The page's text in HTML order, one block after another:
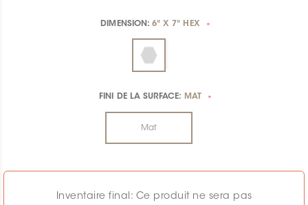
DIMENSION: 6" X 7" HEX *
FINI DE LA SURFACE: MAT *
Mat
Inventaire final: Ce produit ne sera pas